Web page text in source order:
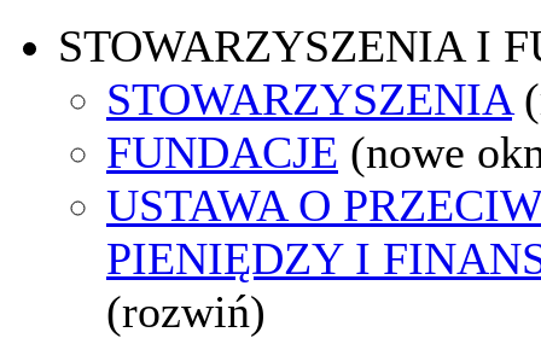
STOWARZYSZENIA I
STOWARZYSZENIA
FUNDACJE (nowe
USTAWA O
PIENIĘDZY I
(rozwiń)